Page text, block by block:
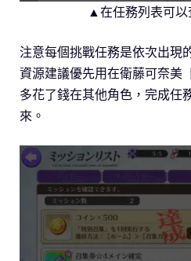
▲在任務列表可以
注意每個挑戰任務是依次出現
資源建議優先用在衛藤可奈美
多花了錢在其他角色，完成任
來。